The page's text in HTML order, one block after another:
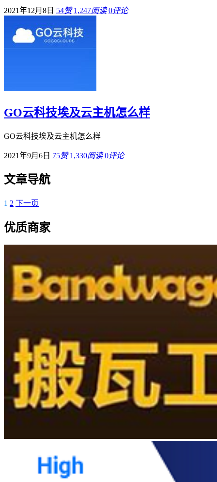
2021年12月8日 54赞 1,247阅读 0评论
GO云科技埃及云主机怎么样
GO云科技埃及云主机怎么样
2021年9月6日 75赞 1,330阅读 0评论
文章导航
1 2 下一页
优质商家